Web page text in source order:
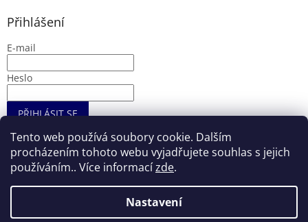
Tento web používá soubory cookie. Dalším
procházením tohoto webu vyjadřujete souhlas s jejich
používáním.. Více informacízde.
Nastavení
Přihlášení
E-mail
Heslo
PŘIHLÁSIT SE
Nová registraceZapomenuté heslo